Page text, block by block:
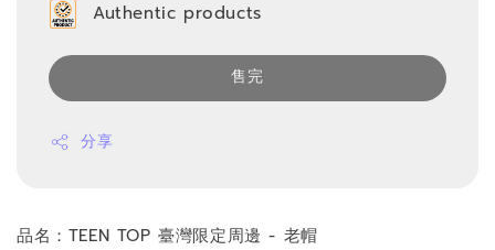
Authentic products
售完
分享
品名：TEEN TOP 臺灣限定周邊 - 老帽